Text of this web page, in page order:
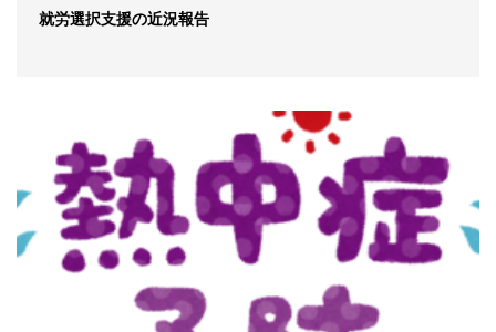
就労選択支援の近況報告